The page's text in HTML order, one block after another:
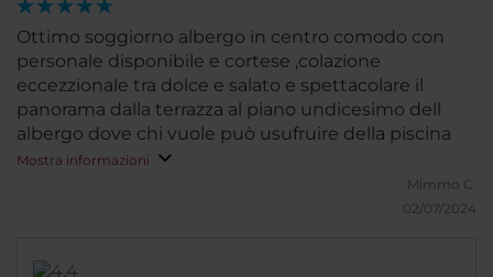
Ottimo soggiorno albergo in centro comodo con
personale disponibile e cortese ,colazione
eccezzionale tra dolce e salato e spettacolare il
panorama dalla terrazza al piano undicesimo dell
albergo dove chi vuole può usufruire della piscina
Mostra informazioni
Mimmo C.
02/07/2024